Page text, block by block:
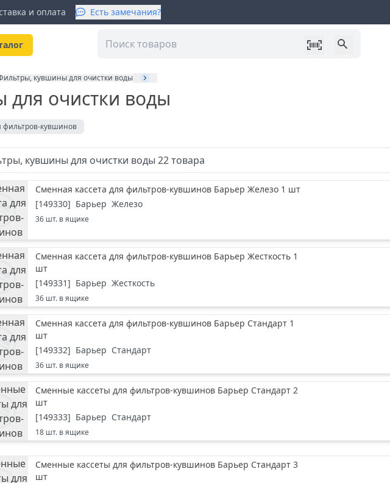
и оплата Есть замечания?
кувшины для очистки воды
очистки воды
фильтров-кувшинов
кувшины для очистки воды22товара
Сменная кассета для фильтров-кувшинов Барьер Железо 1 шт
[149330] Барьер Железо
36 шт. в ящике
Сменная кассета для фильтров-кувшинов Барьер Жесткость 1
шт
[149331] Барьер Жесткость
36 шт. в ящике
Сменная кассета для фильтров-кувшинов Барьер Стандарт 1
шт
[149332] Барьер Стандарт
36 шт. в ящике
Сменные кассеты для фильтров-кувшинов Барьер Стандарт 2
шт
[149333] Барьер Стандарт
18 шт. в ящике
Сменные кассеты для фильтров-кувшинов Барьер Стандарт 3
шт